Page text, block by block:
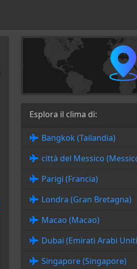
Esplora il clima di:
Bangkok (Tailandia)
città del Messico
Parigi (Francia)
Londra (Gran Bretagna)
Macao (Macao)
Dubai (Emirati Arabi
Singapore (Singapore)